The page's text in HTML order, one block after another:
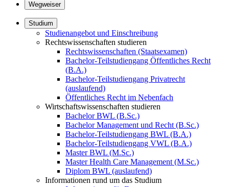
Wegweiser
Studium
Studienangebot und Einschreibung
Rechtswissenschaften studieren
Rechtswissenschaften (Staatsexamen)
Bachelor-Teilstudiengang Öffentliches Recht
(B.A.)
Bachelor-Teilstudiengang Privatrecht
(auslaufend)
Öffentliches Recht im Nebenfach
Wirtschaftswissenschaften studieren
Bachelor BWL (B.Sc.)
Bachelor Management und Recht (B.Sc.)
Bachelor-Teilstudiengang BWL (B.A.)
Bachelor-Teilstudiengang VWL (B.A.)
Master BWL (M.Sc.)
Master Health Care Management (M.Sc.)
Diplom BWL (auslaufend)
Informationen rund um das Studium